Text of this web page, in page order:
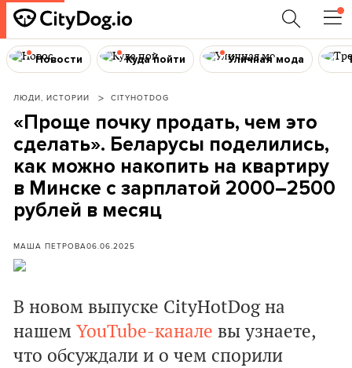
Новости Куда пойти Уличная мода
ЛЮДИ, ИСТОРИИ CITYHOTDOG
«Проще почку продать, чем это
сделать». Беларусы поделились,
как можно накопить на квартиру
в Минске с зарплатой 2000–2500
рублей в месяц
МАША ПЕТРОВА06.06.2025
В новом выпуске CityHotDog на
нашем YouTube-канале вы узнаете,
что обсуждали и о чем спорили